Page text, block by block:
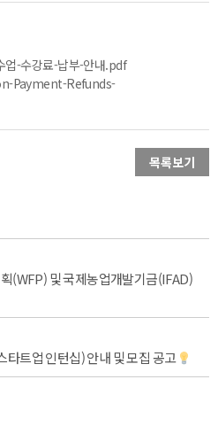
업-수강료-납부-안내.pdf
Payment-Refunds-
목록보기
(WFP) 및 국제농업개발기금(IFAD)
타트업 인턴십) 안내 및 모집 공고